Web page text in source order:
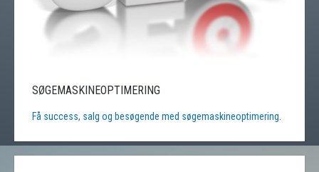
SØGEMASKINEOPTIMERING
Få success, salg og besøgende med søgemaskineoptimering.